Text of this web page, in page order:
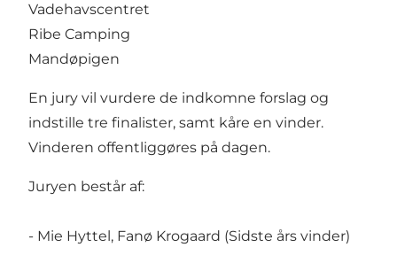
Vadehavscentret
Ribe Camping
Mandøpigen
En jury vil vurdere de indkomne forslag og
indstille tre finalister, samt kåre en vinder.
Vinderen offentliggøres på dagen.
Juryen består af:
- Mie Hyttel, Fanø Krogaard (Sidste års vinder)